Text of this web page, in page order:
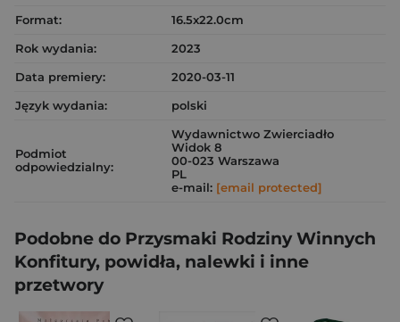
Format:
16.5x22.0cm
Rok wydania:
2023
Data premiery:
2020-03-11
Język wydania:
polski
Podmiot
odpowiedzialny:
Wydawnictwo Zwierciadło
Widok 8
00-023 Warszawa
PL
e-mail: [email protected]
Podobne do Przysmaki Rodziny Winnych
Konfitury, powidła, nalewki i inne
przetwory